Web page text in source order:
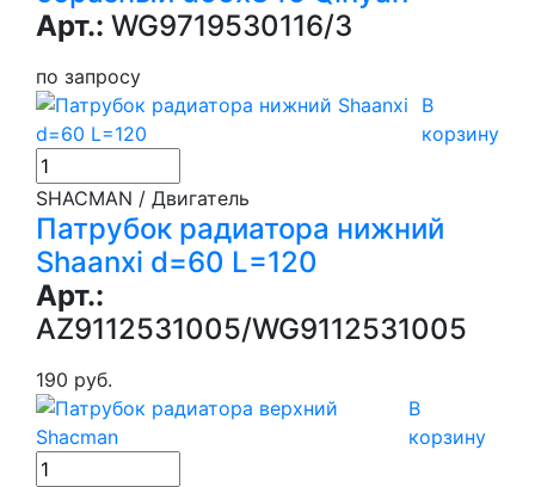
Арт.: WG9719530116/3
по запросу
В
корзину
SHACMAN / Двигатель
Патрубок радиатора нижний
Shaanxi d=60 L=120
Арт.:
AZ9112531005/WG9112531005
190 руб.
В
корзину